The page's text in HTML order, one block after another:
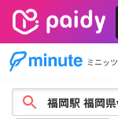
ミニッツ